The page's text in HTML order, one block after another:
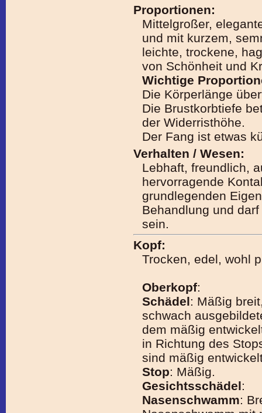
Proportionen:
Mittelgroßer,
und mit kurzem,
leichte, trockene,
von Schönheit und
Wichtige
Die Körperlänge
Die Brustkorbtiefe
der Widerristhöhe.
Der Fang ist etwas
Verhalten / Wesen:
Lebhaft, freundlich,
hervorragende
grundlegenden
Behandlung und
sein.
Kopf:
Trocken, edel, wohl
Oberkopf:
Schädel: Mäßig
schwach
dem mäßig
in Richtung des
sind mäßig
Stop: Mäßig.
Gesichtsschädel:
Nasenschwamm: